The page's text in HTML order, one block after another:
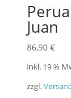
Juan
86,90 €
inkl. 19 %
zzgl.